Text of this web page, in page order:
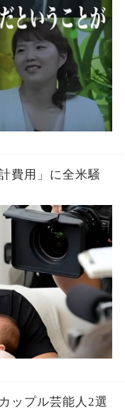
費用」に全米騒
ップル芸能人2選